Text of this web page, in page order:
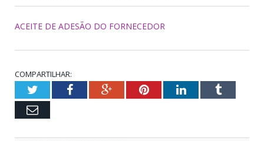
ACEITE DE ADESÃO DO FORNECEDOR
COMPARTILHAR:
TwitterFacebookGoogle+PinterestLinkedInTumblr
Email